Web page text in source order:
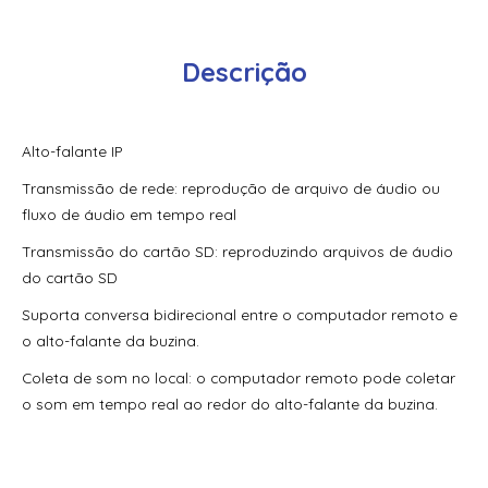
70100Aep0N | Assa Abloy | Placa De Expansão Vertx V100
70300Aep0N | Assa Abloy | Placa De Expansão Para
Monitoramento Vertx V300
71000Bep0N01A | Assa Abloy | Controlador Vertx Evo™
V1000
72000Bep0N01A | Assa Abloy | Controlador Vertx Evo™
V2000
900Ltnnek00017 | Assa Abloy | Leitor De Proximidade
Rp10
900Nbnnek20000 | Assa Abloy | Leitor De Proximidade
Descrição
Alto-falante IP
Transmissão de rede: reprodução de arquivo de áudio ou
fluxo de áudio em tempo real
Transmissão do cartão SD: reproduzindo arquivos de áudio
do cartão SD
Suporta conversa bidirecional entre o computador remoto e
o alto-falante da buzina.
Coleta de som no local: o computador remoto pode coletar
o som em tempo real ao redor do alto-falante da buzina.